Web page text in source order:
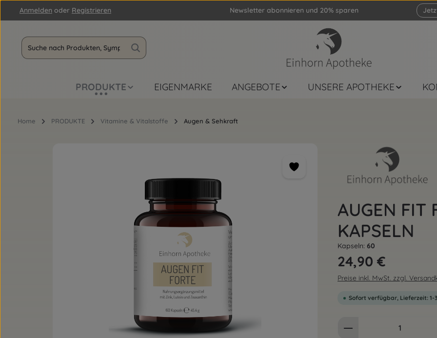
Hauptinhalt springen
Zur Suche springen
Zur Hauptnavigation springen
Anmelden oder Registrieren Newsletter abonnieren und 20% sparen
PRODUKTE EIGENMARKE ANGEBOTE UNSERE APOTHEKE
Home PRODUKTE Vitamine & Vitalstoffe Augen & Sehkraft
AUGEN FIT
KAPSELN
Kapseln: 60
Regulärer Preis:
24,90 €
Preise inkl. MwSt. zzgl.
Sofort verfügbar, Lieferzeit: 1-
Produkt Anzahl: